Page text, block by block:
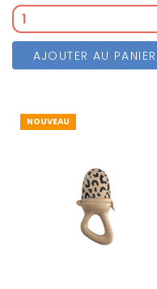
AJOUTER AU PANIER
NOUVEAU